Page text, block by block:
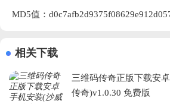
MD5值：
相关下载
三维码传奇正版下载安
传奇)v1.0.30 免费版